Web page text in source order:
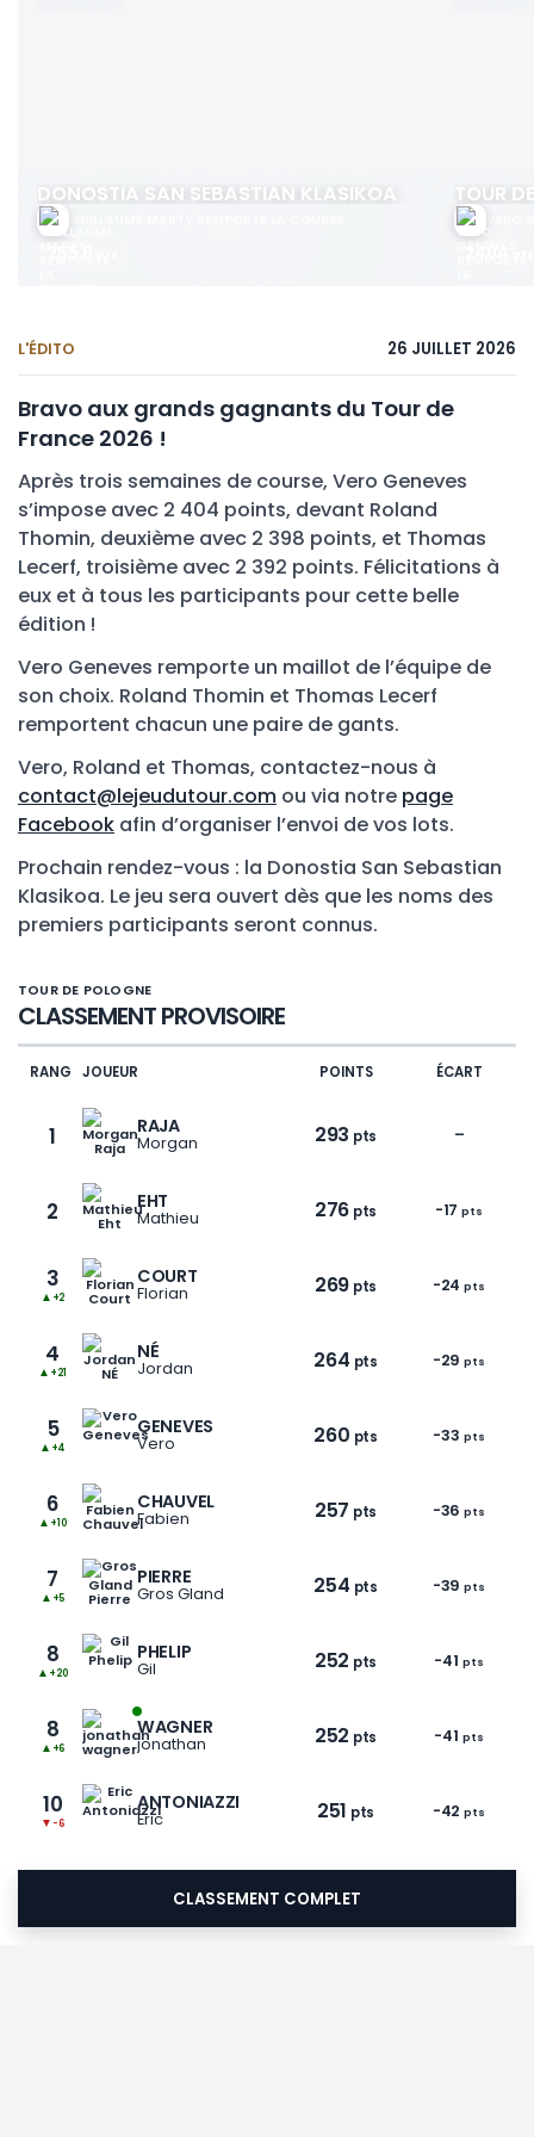
COURSES TERMINÉES
DONOSTIA SAN SEBASTIAN KLASIKOA
255.6 pts
TOUR
L'ÉDITO 26 JUILLET 2026
Bravo aux grands gagnants du Tour de
France 2026 !
Après trois semaines de course, Vero Geneves
s’impose avec 2 404 points, devant Roland
Thomin, deuxième avec 2 398 points, et Thomas
Lecerf, troisième avec 2 392 points. Félicitations à
eux et à tous les participants pour cette belle
édition !
Vero Geneves remporte un maillot de l’équipe de
son choix. Roland Thomin et Thomas Lecerf
remportent chacun une paire de gants.
Vero, Roland et Thomas, contactez-nous à
contact@lejeudutour.com ou via notre page
Facebook afin d’organiser l’envoi de vos lots.
Prochain rendez-vous : la Donostia San Sebastian
Klasikoa. Le jeu sera ouvert dès que les noms des
premiers participants seront connus.
TOUR DE POLOGNE
CLASSEMENT PROVISOIRE
RANG JOUEUR POINTS ÉCART
1 RAJA
Morgan 293 pts –
2 EHT
Mathieu 276 pts -17 pts
3
▲ +2
COURT
Florian 269 pts -24 pts
4
▲ +21
NÉ
Jordan 264 pts -29 pts
5
▲ +4
GENEVES
Vero 260 pts -33 pts
6
▲ +10
CHAUVEL
Fabien 257 pts -36 pts
7
▲ +5
PIERRE
Gros Gland 254 pts -39 pts
8
▲ +20
PHELIP
Gil 252 pts -41 pts
8
▲ +6
WAGNER
jonathan 252 pts -41 pts
10
▼ -6
ANTONIAZZI
Eric 251 pts -42 pts
CLASSEMENT COMPLET